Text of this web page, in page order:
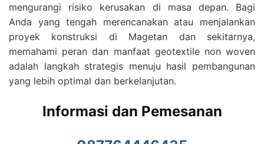
mengurangi risiko kerusakan di masa depan. Bagi
Anda yang tengah merencanakan atau menjalankan
proyek konstruksi di Magetan dan sekitarnya,
memahami peran dan manfaat geotextile non woven
adalah langkah strategis menuju hasil pembangunan
yang lebih optimal dan berkelanjutan.
Informasi dan Pemesanan